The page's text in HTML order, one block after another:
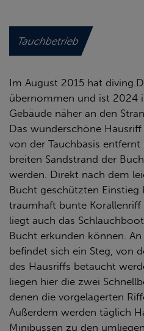
Tauchbetrieb
Im August 2015 hat
übernommen und ist 2024
Gebäude näher an den
Das wunderschöne
von der Tauchbasis
breiten Sandstrand der
werden. Direkt nach dem
Bucht geschützten Einstieg
traumhaft bunte Korallenriff
liegt auch das
Bucht erkunden können.
befindet sich ein Steg, von
des Hausriffs betaucht
liegen hier die zwei
denen die vorgelagerten
Außerdem werden täglich
Minibussen zu den